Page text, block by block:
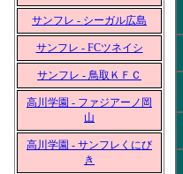
サンフレ - シーガル広島
サンフレ - FCツネイシ
サンフレ - 鳥取ＫＦＣ
高川学園 - ファジアーノ岡
山
高川学園 - サンフレくにび
き